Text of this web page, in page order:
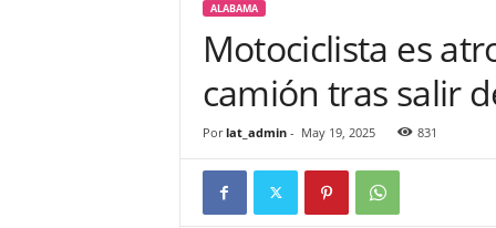
r
ALABAMA
Motociclista es
camión tras salir
Por lat_admin- May 19, 2025 831